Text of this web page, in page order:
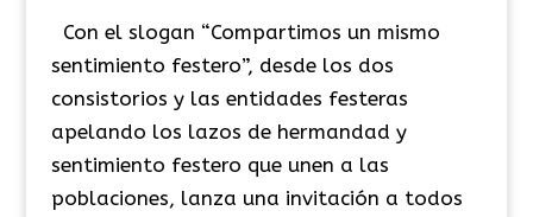
Con el slogan “Compartimos un mismo
sentimiento festero”, desde los dos
consistorios y las entidades festeras
apelando los lazos de hermandad y
sentimiento festero que unen a las
poblaciones, lanza una invitación a todos